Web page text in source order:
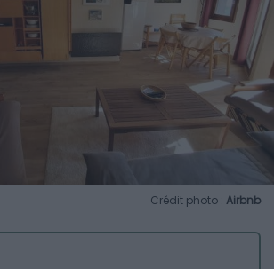
Crédit photo : Airbnb